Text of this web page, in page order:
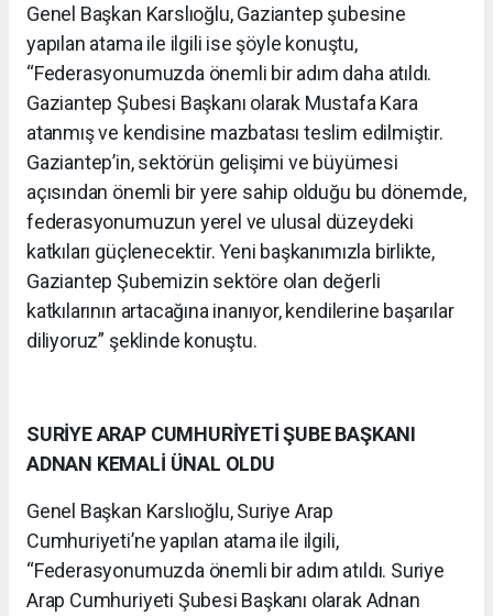
Genel Başkan Karslıoğlu, Gaziantep şubesine
yapılan atama ile ilgili ise şöyle konuştu,
“Federasyonumuzda önemli bir adım daha atıldı.
Gaziantep Şubesi Başkanı olarak Mustafa Kara
atanmış ve kendisine mazbatası teslim edilmiştir.
Gaziantep’in, sektörün gelişimi ve büyümesi
açısından önemli bir yere sahip olduğu bu dönemde,
federasyonumuzun yerel ve ulusal düzeydeki
katkıları güçlenecektir. Yeni başkanımızla birlikte,
Gaziantep Şubemizin sektöre olan değerli
katkılarının artacağına inanıyor, kendilerine başarılar
diliyoruz” şeklinde konuştu.
SURİYE ARAP CUMHURİYETİ ŞUBE BAŞKANI
ADNAN KEMALİ ÜNAL OLDU
Genel Başkan Karslıoğlu, Suriye Arap
Cumhuriyeti’ne yapılan atama ile ilgili,
“Federasyonumuzda önemli bir adım atıldı. Suriye
Arap Cumhuriyeti Şubesi Başkanı olarak Adnan